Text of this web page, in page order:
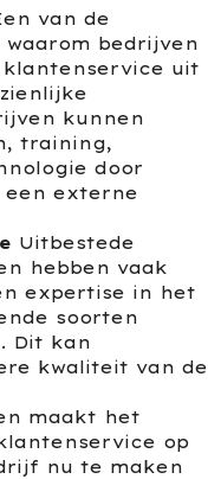
van de
bedrijven
uit
kunnen
training,
door
externe
Uitbestede
hebben vaak
expertise in het
soorten
Dit kan
kwaliteit van de
maakt het
op
nu te maken